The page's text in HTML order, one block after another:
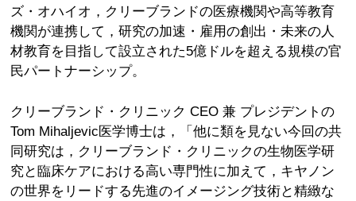
ズ・オハイオ，クリーブランドの医療機関や高等教育
機関が連携して，研究の加速・雇用の創出・未来の人
材教育を目指して設立された5億ドルを超える規模の官
民パートナーシップ。
クリーブランド・クリニック CEO 兼 プレジデントの
Tom Mihaljevic医学博士は，「他に類を見ない今回の共
同研究は，クリーブランド・クリニックの生物医学研
究と臨床ケアにおける高い専門性に加えて，キヤノン
の世界をリードする先進のイメージング技術と精緻な